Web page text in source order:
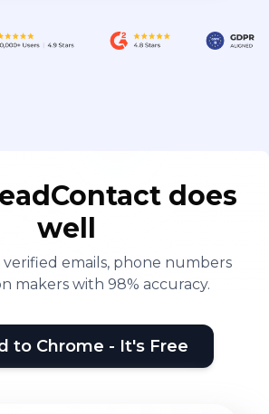
does
well
verified emails, phone numbers
makers with 98% accuracy.
to Chrome - It's Free